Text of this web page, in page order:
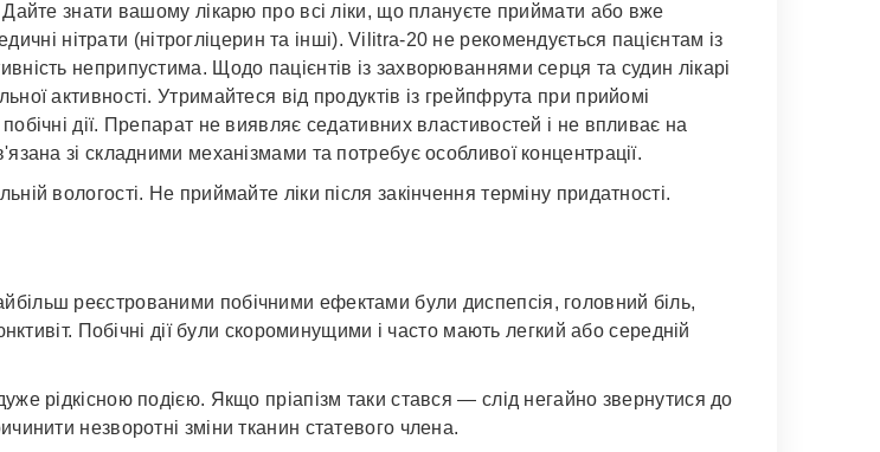
Дайте знати вашому лікарю про всі ліки, що плануєте приймати або вже
нітрати (нітрогліцерин та інші). Vilitra-20 не рекомендується пацієнтам із
неприпустима. Щодо пацієнтів із захворюваннями серця та судин лікарі
активності. Утримайтеся від продуктів із грейпфрута при прийомі
дії. Препарат не виявляє седативних властивостей і не впливає на
зі складними механізмами та потребує особливої ​​концентрації.
вологості. Не приймайте ліки після закінчення терміну придатності.
реєстрованими побічними ефектами були диспепсія, головний біль,
Побічні дії були скороминущими і часто мають легкий або середній
рідкісною подією. Якщо пріапізм таки стався — слід негайно звернутися до
незворотні зміни тканин статевого члена.